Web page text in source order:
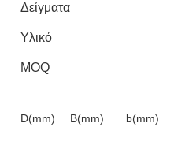
Δείγματα
Υλικό
MOQ
D(mm) B(mm) b(mm)